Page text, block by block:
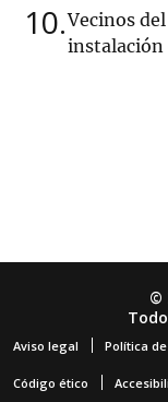
10 Vecinos
instalación
©
Aviso legal Política
Código ético